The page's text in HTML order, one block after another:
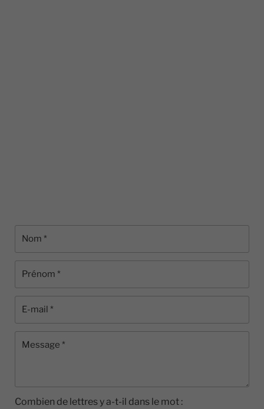
Combien de lettres y a-t-il dans le mot :
Nécessaires
facultatifs. Ils
fonctionnalité
et la structure